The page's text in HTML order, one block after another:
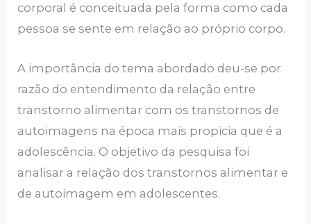
corporal é conceituada pela forma como cada
pessoa se sente em relação ao próprio corpo.
A importância do tema abordado deu-se por
razão do entendimento da relação entre
transtorno alimentar com os transtornos de
autoimagens na época mais propicia que é a
adolescência. O objetivo da pesquisa foi
analisar a relação dos transtornos alimentar e
de autoimagem em adolescentes.